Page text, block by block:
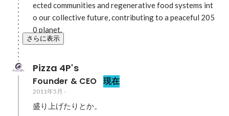
ected communities and regenerative food systems int
o our collective future, contributing to a peaceful 205
0 planet.
さらに表示
Pizza 4P's
Founder & CEO 現在
2011年5月 -
盛り上げたりとか。